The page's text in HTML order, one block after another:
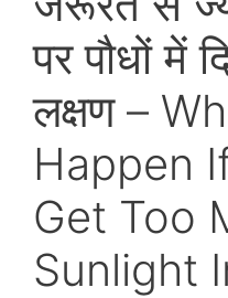
पर पौधों में
लक्षण –
Happen
Get Too
Sunlight